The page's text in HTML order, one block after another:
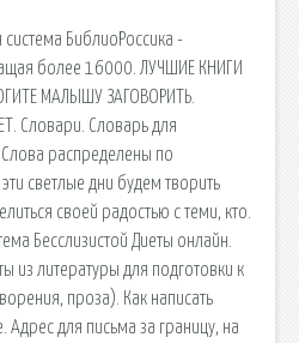
БиблиоРоссика -
более 16000. ЛУЧШИЕ КНИГИ
МАЛЫШУ ЗАГОВОРИТЬ.
Словари. Словарь для
распределены по
светлые дни будем творить
своей радостью с теми, кто.
Бесслизистой Диеты онлайн.
из литературы для подготовки к
проза). Как написать
Адрес для письма за границу, на